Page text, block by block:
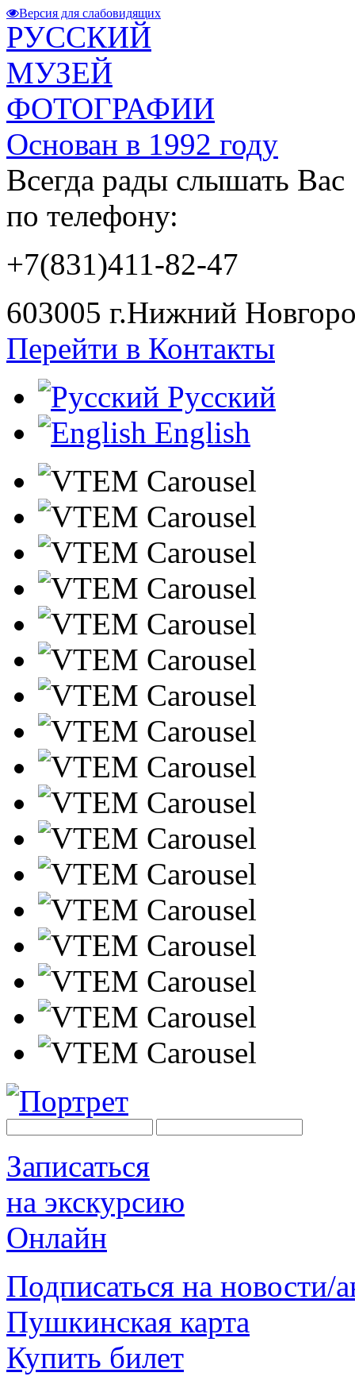
Версия для слабовидящих
РУССКИЙ
МУЗЕЙ
ФОТОГРАФИИ
Основан в 1992 году
Всегда рады слышать Вас
по телефону:
+7(831)411-82-47
603005 г.Нижний
Перейти в Контакты
Русский
English
Записаться
на экскурсию
Онлайн
Подписаться на новости/
Пушкинская карта
Купить билет